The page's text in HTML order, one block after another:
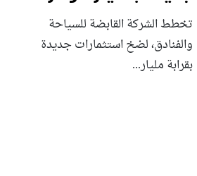
تخطط الشركة القابضة للسياحة
والفنادق، لضخ استثمارات جديدة
بقرابة مليار...